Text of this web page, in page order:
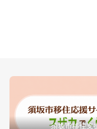
須坂市移住支